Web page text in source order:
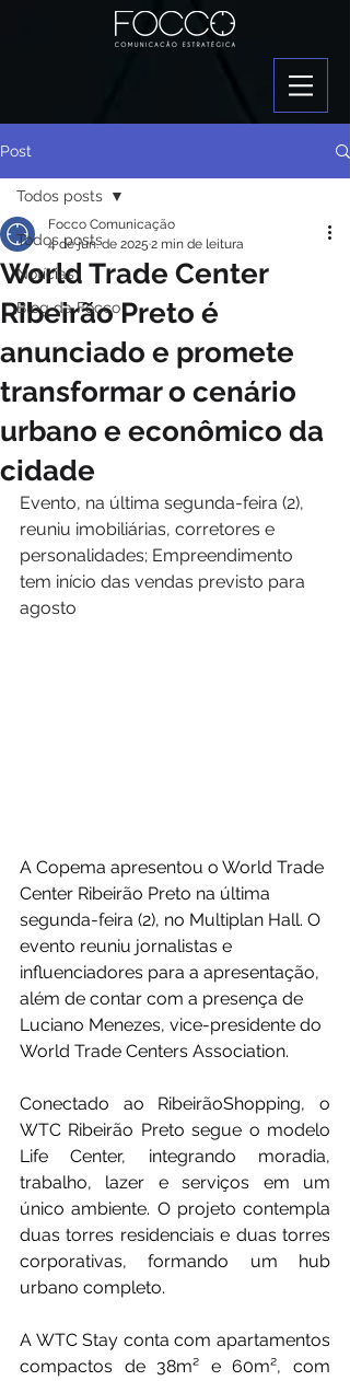
Post
Todos posts
Notícias
Blog da Focco
Todos posts
World Trade Center
Ribeirão Preto é
anunciado e promete
transformar o cenário
urbano e econômico da
cidade
Focco Comunicação
4 de jun. de 2025 2 min de leitura
Evento, na última segunda-feira (2),
reuniu imobiliárias, corretores e
personalidades; Empreendimento
tem início das vendas previsto para
agosto
A Copema apresentou o World Trade
Center Ribeirão Preto na última
segunda-feira (2), no Multiplan Hall. O
evento reuniu jornalistas e
influenciadores para a apresentação,
além de contar com a presença de
Luciano Menezes, vice-presidente do
World Trade Centers Association.
Conectado ao RibeirãoShopping, o
WTC Ribeirão Preto segue o modelo
Life Center, integrando moradia,
trabalho, lazer e serviços em um
único ambiente. O projeto contempla
duas torres residenciais e duas torres
corporativas, formando um hub
urbano completo.
A WTC Stay conta com apartamentos
compactos de 38m² e 60m², com